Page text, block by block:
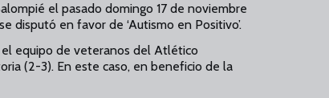
el pasado domingo 17 de noviembre
disputó en favor de ‘Autismo en Positivo’.
equipo de veteranos del Atlético
(2-3). En este caso, en beneficio de la